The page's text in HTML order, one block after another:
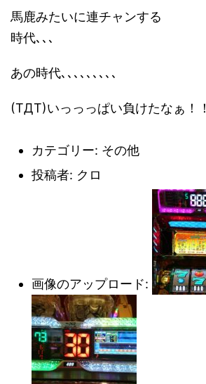
馬鹿みたいに連チャンする
時代､､､
あの時代､､､､､､､､､
(TДT)いっっっぱい負けたなぁ！！
カテゴリー: その他
投稿者: クロ
画像のアップロード: